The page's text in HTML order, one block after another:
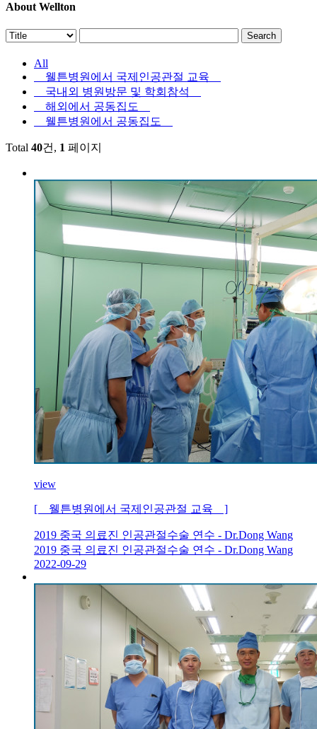
About Wellton
All
웰튼병원에서 국제인공관절 교육
국내외 병원방문 및 학회참석
해외에서 공동집도
웰튼병원에서 공동집도
Total 40건, 1 페이지
view
[ 웰튼병원에서 국제인공관절 교육 ]
2019 중국 의료진 인공관절수술 연수 - Dr.Dong Wang
2019 중국 의료진 인공관절수술 연수 - Dr.Dong Wang
2022-09-29